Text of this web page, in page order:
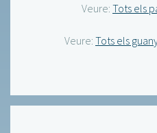
Veure: Tots els
Veure: Tots els